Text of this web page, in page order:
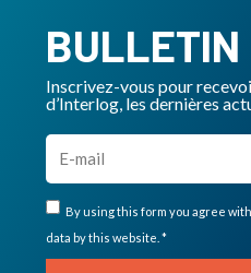
BULLETIN
Inscrivez-vous pour
d’Interlog, les dernières
By using this form you agree
data by this website. *